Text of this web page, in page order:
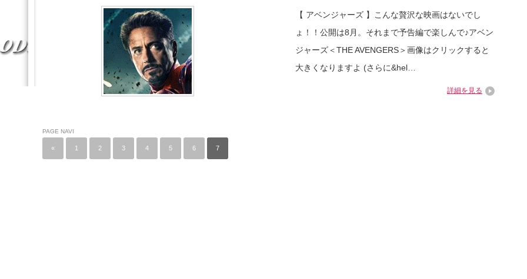
【 アベンジャーズ 】こんな贅沢な映画はないでし
ょ！！公開は8月。それまで予告編で楽しんで♪アベン
ジャーズ＜THE AVENGERS＞画像はクリックすると
大きくなりますよ (さらに&hel…
詳細を見る
PAGE NAVI
« 1 2 3 4 5 6 7